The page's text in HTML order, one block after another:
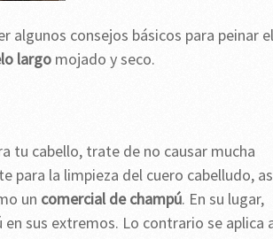
algunos consejos básicos para peinar el
largo mojado y seco.
tu cabello, trate de no causar mucha
para la limpieza del cuero cabelludo,
un comercial de champú. En su lugar,
sus extremos. Lo contrario se aplica